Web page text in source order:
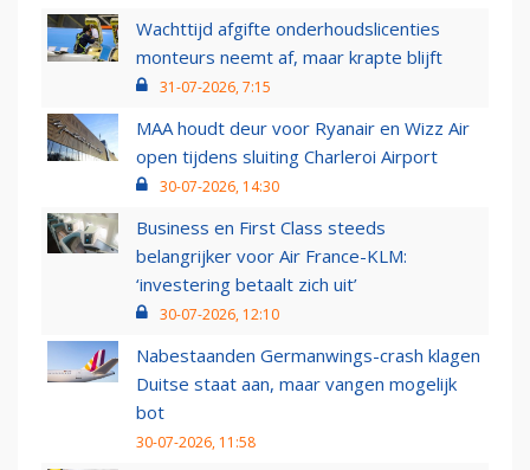
Wachttijd afgifte onderhoudslicenties
monteurs neemt af, maar krapte blijft
31-07-2026, 7:15
MAA houdt deur voor Ryanair en Wizz Air
open tijdens sluiting Charleroi Airport
30-07-2026, 14:30
Business en First Class steeds
belangrijker voor Air France-KLM:
‘investering betaalt zich uit’
30-07-2026, 12:10
Nabestaanden Germanwings-crash klagen
Duitse staat aan, maar vangen mogelijk
bot
30-07-2026, 11:58